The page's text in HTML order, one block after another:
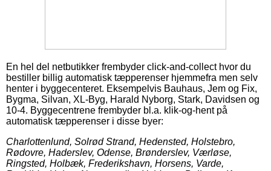
En hel del netbutikker frembyder click-and-collect hvor du
bestiller billig automatisk tæpperenser hjemmefra men selv
henter i byggecenteret. Eksempelvis Bauhaus, Jem og Fix,
Bygma, Silvan, XL-Byg, Harald Nyborg, Stark, Davidsen og
10-4. Byggecentrene frembyder bl.a. klik-og-hent på
automatisk tæpperenser i disse byer:
Charlottenlund, Solrød Strand, Hedensted, Holstebro,
Rødovre, Haderslev, Odense, Brønderslev, Værløse,
Ringsted, Holbæk, Frederikshavn, Horsens, Varde,